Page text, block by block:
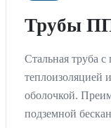
Трубы
Стальная труба
теплоизоляцией
оболочкой.
подземной